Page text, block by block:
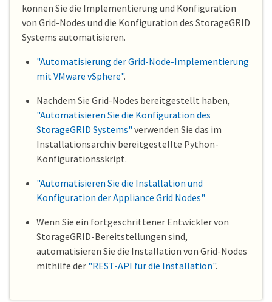
können Sie die Implementierung und Konfiguration
von Grid-Nodes und die Konfiguration des StorageGRID
Systems automatisieren.
"Automatisierung der Grid-Node-Implementierung
mit VMware vSphere".
Nachdem Sie Grid-Nodes bereitgestellt haben,
"Automatisieren Sie die Konfiguration des
StorageGRID Systems" verwenden Sie das im
Installationsarchiv bereitgestellte Python-
Konfigurationsskript.
"Automatisieren Sie die Installation und
Konfiguration der Appliance Grid Nodes"
Wenn Sie ein fortgeschrittener Entwickler von
StorageGRID-Bereitstellungen sind,
automatisieren Sie die Installation von Grid-Nodes
mithilfe der "REST-API für die Installation".